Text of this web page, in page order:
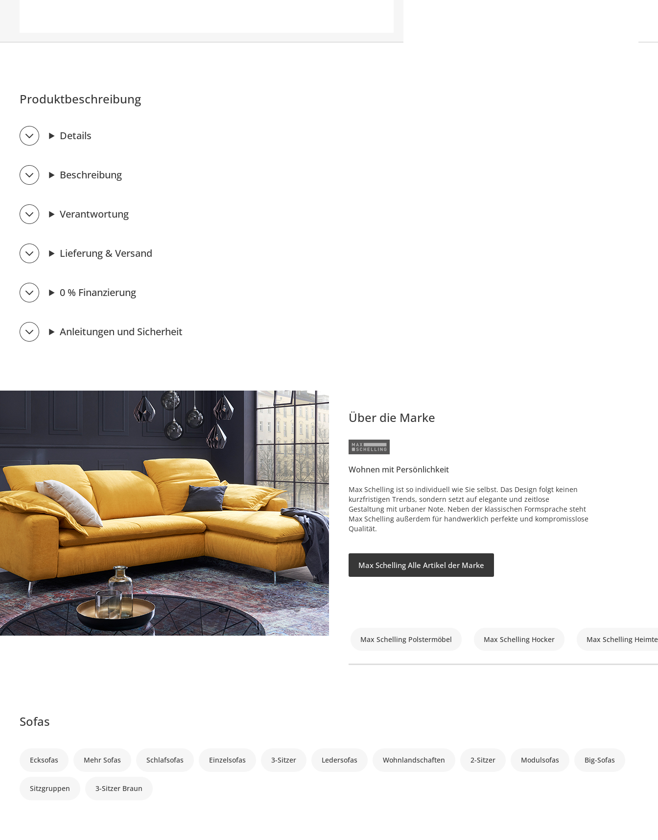
Produktbeschreibung
Details
Beschreibung
Verantwortung
Lieferung & Versand
0 % Finanzierung
Anleitungen und Sicherheit
Über die Marke
Wohnen mit Persönlichkeit
Max Schelling ist so individuell wie Sie selbst. Das Design folgt keinen
kurzfristigen Trends, sondern setzt auf elegante und zeitlose
Gestaltung mit urbaner Note. Neben der klassischen Formsprache steht
Max Schelling außerdem für handwerklich perfekte und kompromisslose
Qualität.
Max Schelling Alle Artikel der Marke
Max Schelling Polstermöbel Max Schelling Hocker Max Schelling
Sofas
Ecksofas Mehr Sofas Schlafsofas Einzelsofas 3-Sitzer Ledersofas Wohnlandschaften 2-Sitzer Modulsofas Big-Sofas
Sitzgruppen 3-Sitzer Braun